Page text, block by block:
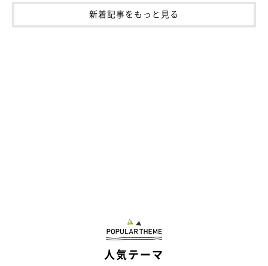
また、自身のニオイや飼い主さんのニオイがついた、フカフカと
した感触のものなので、安心感を与えてくれる存在だと感じてい
新着記事をもっと見る
人気テーマ